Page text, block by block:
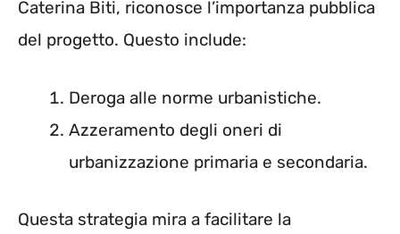
Caterina Biti, riconosce l’importanza pubblica
del progetto. Questo include:
Deroga alle norme urbanistiche.
Azzeramento degli oneri di
urbanizzazione primaria e secondaria.
Questa strategia mira a facilitare la